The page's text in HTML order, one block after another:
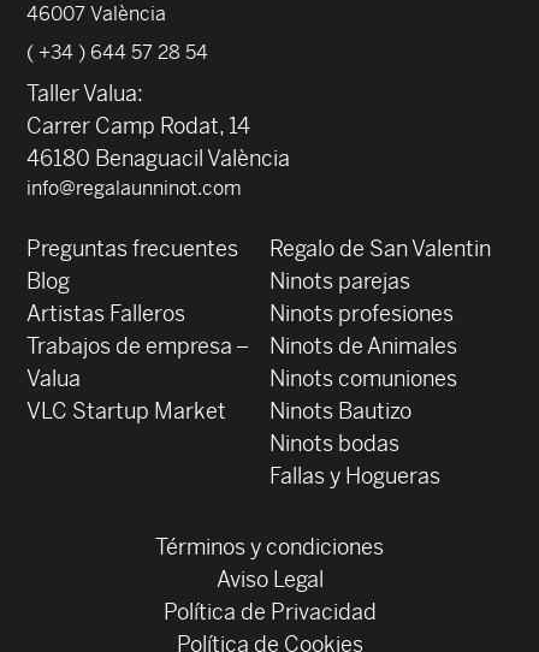
46007 València
( +34 ) 644 57 28 54
Taller Valua:
Carrer Camp Rodat, 14
46180 Benaguacil València
info@regalaunninot.com
Preguntas frecuentes
Blog
Artistas Falleros
Trabajos de empresa –
Valua
VLC Startup Market
Regalo de San Valentin
Ninots parejas
Ninots profesiones
Ninots de Animales
Ninots comuniones
Ninots Bautizo
Ninots bodas
Fallas y Hogueras
Términos y condiciones
Aviso Legal
Política de Privacidad
Política de Cookies